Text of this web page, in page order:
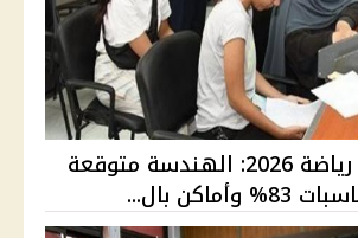
تنسيق علمي رياضة 2026: الهندسة متوقعة